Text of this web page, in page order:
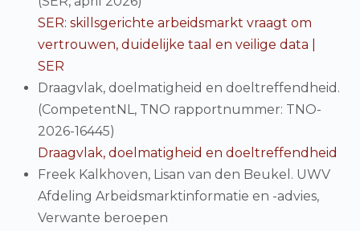
SER: skillsgerichte arbeidsmarkt vraagt om
vertrouwen, duidelijke taal en veilige data |
SER
Draagvlak, doelmatigheid en doeltreffendheid.
(CompetentNL, TNO rapportnummer: TNO-
2026-16445)
Draagvlak, doelmatigheid en doeltreffendheid
Freek Kalkhoven, Lisan van den Beukel. UWV
Afdeling Arbeidsmarktinformatie en -advies,
Verwante beroepen